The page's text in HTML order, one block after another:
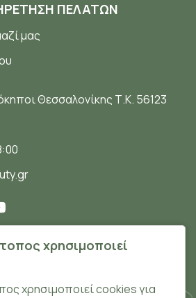
ΠΕΛΑΤΏΝ
μας
Θεσσαλονίκης Τ.Κ. 56123
χρησιμοποιεί
χρησιμοποιεί cookies για